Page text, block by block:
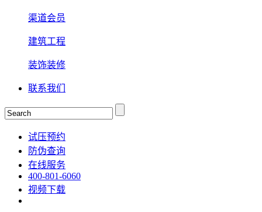
渠道会员
建筑工程
装饰装修
联系我们
试压预约
防伪查询
在线服务
400-801-6060
视频下载